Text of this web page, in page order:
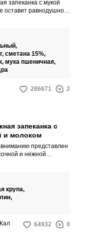
запеканка с мукой
оставит равнодушной!
Помощником в
может стать
запеканка. По
она готовится
сметана 15%,
мука пшеничная,
286671 2
запеканка с
и молоком
представлен
и нежной
из
которые всегда
крупа,
64932 0